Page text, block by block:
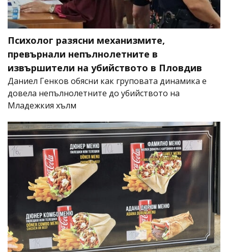
Психолог разясни механизмите,
превърнали непълнолетните в
извършители на убийството в Пловдив
Даниел Генков обясни как груповата динамика е
довела непълнолетните до убийството на
Младежкия хълм